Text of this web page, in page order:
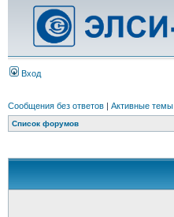
Вход
Сообщения без ответов | Активные темы
Список форумов